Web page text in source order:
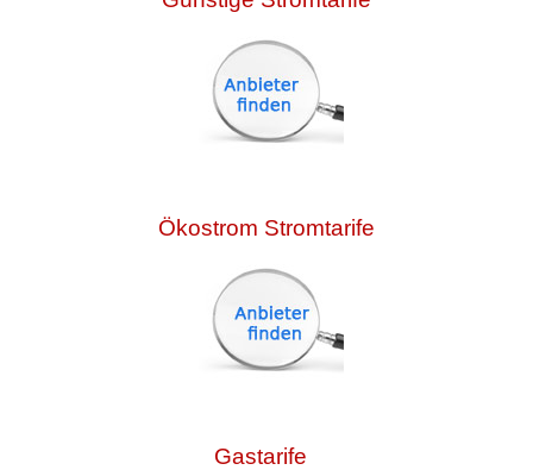
Ökostrom Stromtarife
Gastarife